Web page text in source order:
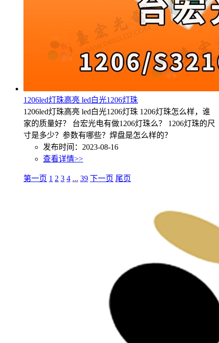
1206led灯珠高亮 led白光1206灯珠
1206led灯珠高亮 led白光1206灯珠 1206灯珠怎么样，谁
家的质量好？ 台宏光电有做1206灯珠么？ 1206灯珠的尺
寸是多少？参数有哪些？焊盘是怎么样的？
发布时间：2023-08-16
查看详情>>
第一页 1 2 3 4 ... 39 下一页 尾页